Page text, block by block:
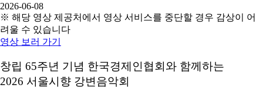
2026-06-08
※ 해당 영상 제공처에서 영상 서비스를 중단할 경우 감상이 어
려울 수 있습니다
영상 보러 가기
창립 65주년 기념 한국경제인협회와 함께하는
2026 서울시향 강변음악회